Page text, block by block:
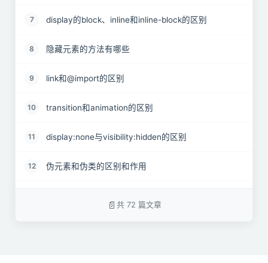
7 display的block、inline和inline-block的区别
8 隐藏元素的方法有哪些
9 link和@import的区别
10 transition和animation的区别
11 display:none与visibility:hidden的区别
12 伪元素和伪类的区别和作用
共 72 篇文章